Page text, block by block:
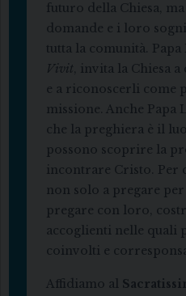
futuro della Chiesa,
domande e i loro
tutta la comunità. Papa
Vivit , invita la Chiesa
e a riconoscerli come
missione. Anche Papa
che la preghiera è il
possono scoprire la
incontrare Cristo. Per
non solo a pregare
pregare con loro,
accoglienti nelle quali
coinvolti e
Affidiamo al